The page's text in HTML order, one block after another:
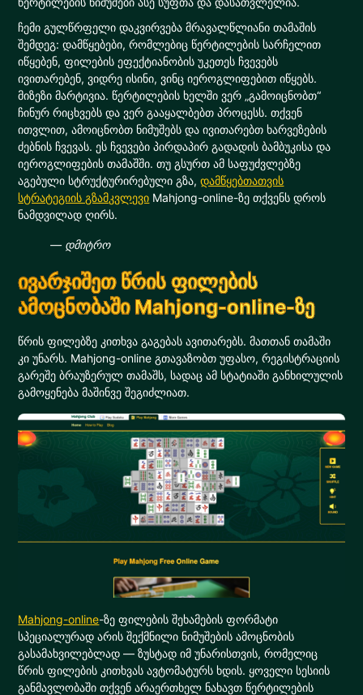
ჩემი გულწრფელი დაკვირვება მრავალწლიანი თამაშის
შემდეგ: დამწყებები, რომლებიც წერტილების სარჩელით
იწყებენ, ფილების ეფექტიანობის უკეთეს ჩვევებს
ივითარებენ, ვიდრე ისინი, ვინც იეროგლიფებით იწყებს.
მიზეზი მარტივია. წერტილების ხელში ვერ „გამოიცნობთ“
ჩინურ რიცხვებს და ვერ გააყალბებთ პროცესს. თქვენ
ითვლით, ამოიცნობთ ნიმუშებს და ივითარებთ ხარვეზების
ძებნის ჩვევას. ეს ჩვევები პირდაპირ გადადის ბამბუკისა და
იეროგლიფების თამაშში. თუ გსურთ ამ საფუძვლებზე
აგებული სტრუქტურირებული გზა,დამწყებთათვის
სტრატეგიის გზამკვლევი Mahjong-online-ზე თქვენს დროს
ნამდვილად ღირს.
— დმიტრო
ივარჯიშეთ წრის ფილების
ამოცნობაში Mahjong-online-ზე
წრის ფილებზე კითხვა გაგებას ავითარებს. მათთან თამაში
კი უნარს. Mahjong-online გთავაზობთ უფასო, რეგისტრაციის
გარეშე ბრაუზერულ თამაშს, სადაც ამ სტატიაში განხილულის
გამოყენება მაშინვე შეგიძლიათ.
Mahjong-online-ზე ფილების შეხამების ფორმატი
სპეციალურად არის შექმნილი ნიმუშების ამოცნობის
გასამახვილებლად — ზუსტად იმ უნარისთვის, რომელიც
წრის ფილების კითხვას ავტომატურს ხდის. ყოველი სესიის
განმავლობაში თქვენ არაერთხელ ნახავთ წერტილების